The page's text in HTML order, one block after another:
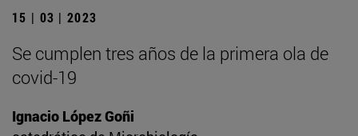
15 | 03 | 2023
Se cumplen tres años de la primera ola de
covid-19
Ignacio López Goñi